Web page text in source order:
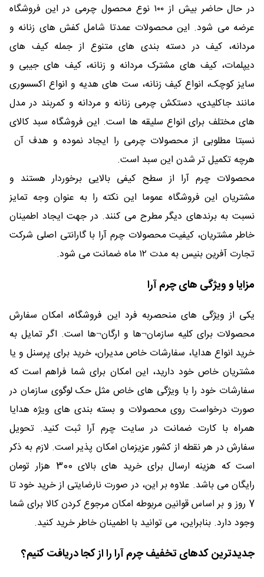
در حال حاضر بیش از ۱۰۰ نوع محصول چرمی در این فروشگاه
عرضه می شود. این محصولات عمدتا شامل کفش های زنانه و
مردانه، کیف در دسته بندی های متنوع از جمله کیف های
دیپلمات، کیف های مشترک مردانه و زنانه، کیف های جیبی و
سایز کوچک، انواع کیف زنانه، ست های هدیه و انواع اکسسوری
مانند جاکلیدی، دستکش چرمی زنانه و مردانه و کمربند در مدل
های مختلف برای انواع سلیقه ها است. این فروشگاه سبد کالای
نسبتا مطلوبی از محصولات چرمی را ایجاد نموده و هدف آن
هرچه تکمیل تر شدن این سبد است.
محصولات چرم آرا از سطح کیفی بالایی برخوردار هستند و
مشتریان این فروشگاه عموما این نکته را به عنوان وجه تمایز
نسبت به برندهای دیگر مطرح می کنند. در جهت ایجاد اطمینان
خاطر مشتریان، کیفیت محصولات چرم آرا با گارانتی اصلی شرکت
تجارت آفرین بنیس به مدت ۱۲ ماه ضمانت می شود.
مزایا و ویژگی های چرم آرا
یکی از ویژگی های منحصربه فرد این فروشگاه، امکان سفارش
محصولات برای کلیه سازمان¬ها و ارگان¬ها است. اگر تمایل به
خرید انواع هدایا، سفارشات خاص مدیران، خرید برای پرسنل و یا
مشتریان خاص خود دارید، این امکان برای شما فراهم است که
سفارشات خود را با ویژگی های خاص مثل حک لوگوی سازمان در
صورت درخواست روی محصولات و بسته بندی های ویژه هدایا
همراه با کارت ضمانت در سایت چرم آرا ثبت کنید. تحویل
سفارش در هر نقطه از کشور عزیزمان امکان پذیر است. لازم به ذکر
است که هزینه ارسال برای خرید های بالای 300 هزار تومان
رایگان می باشد. علاوه بر این، در صورت نارضایتی از خرید خود تا
7 روز و بر اساس قوانین مربوطه امکان مرجوع کردن کالا برای شما
وجود دارد. بنابراین، می توانید با اطمینان خاطر خرید کنید.
جدیدترین کدهای تخفیف چرم آرا را از کجا دریافت کنیم؟